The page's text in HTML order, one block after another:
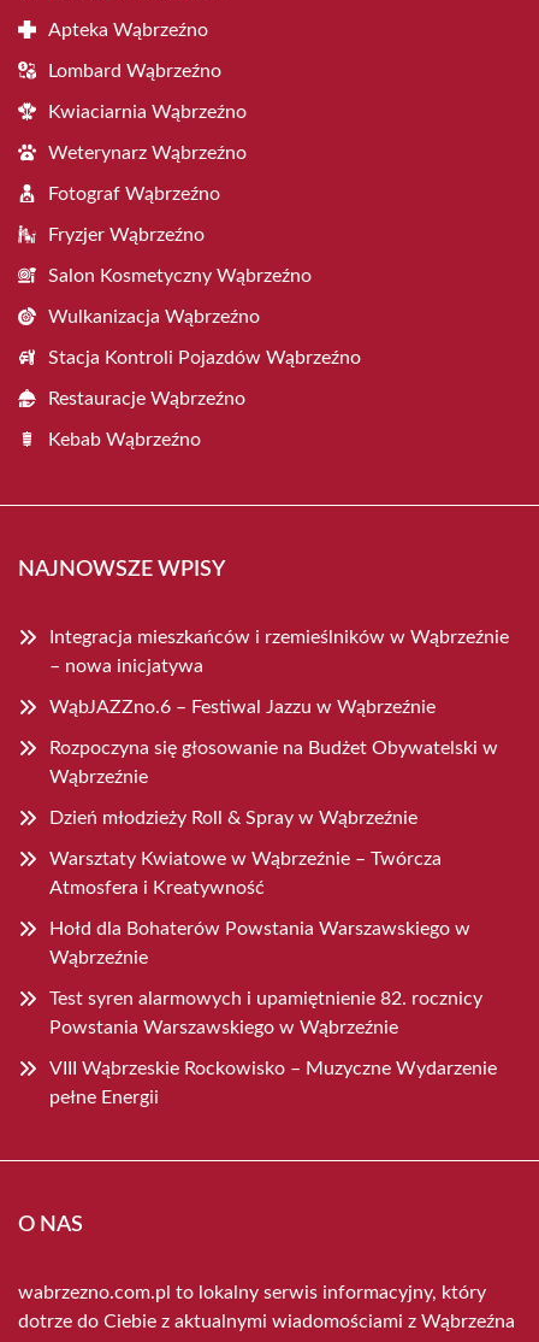
Apteka Wąbrzeźno
Lombard Wąbrzeźno
Kwiaciarnia Wąbrzeźno
Weterynarz Wąbrzeźno
Fotograf Wąbrzeźno
Fryzjer Wąbrzeźno
Salon Kosmetyczny Wąbrzeźno
Wulkanizacja Wąbrzeźno
Stacja Kontroli Pojazdów Wąbrzeźno
Restauracje Wąbrzeźno
Kebab Wąbrzeźno
NAJNOWSZE WPISY
Integracja mieszkańców i rzemieślników w Wąbrzeźnie
– nowa inicjatywa
WąbJAZZno.6 – Festiwal Jazzu w Wąbrzeźnie
Rozpoczyna się głosowanie na Budżet Obywatelski w
Wąbrzeźnie
Dzień młodzieży Roll & Spray w Wąbrzeźnie
Warsztaty Kwiatowe w Wąbrzeźnie – Twórcza
Atmosfera i Kreatywność
Hołd dla Bohaterów Powstania Warszawskiego w
Wąbrzeźnie
Test syren alarmowych i upamiętnienie 82. rocznicy
Powstania Warszawskiego w Wąbrzeźnie
VIII Wąbrzeskie Rockowisko – Muzyczne Wydarzenie
pełne Energii
O NAS
wabrzezno.com.pl to lokalny serwis informacyjny, który
dotrze do Ciebie z aktualnymi wiadomościami z Wąbrzeźna